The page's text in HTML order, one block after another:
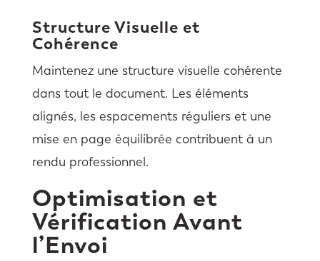
Structure Visuelle et
Cohérence
Maintenez une structure visuelle cohérente
dans tout le document. Les éléments
alignés, les espacements réguliers et une
mise en page équilibrée contribuent à un
rendu professionnel.
Optimisation et
Vérification Avant
l’Envoi